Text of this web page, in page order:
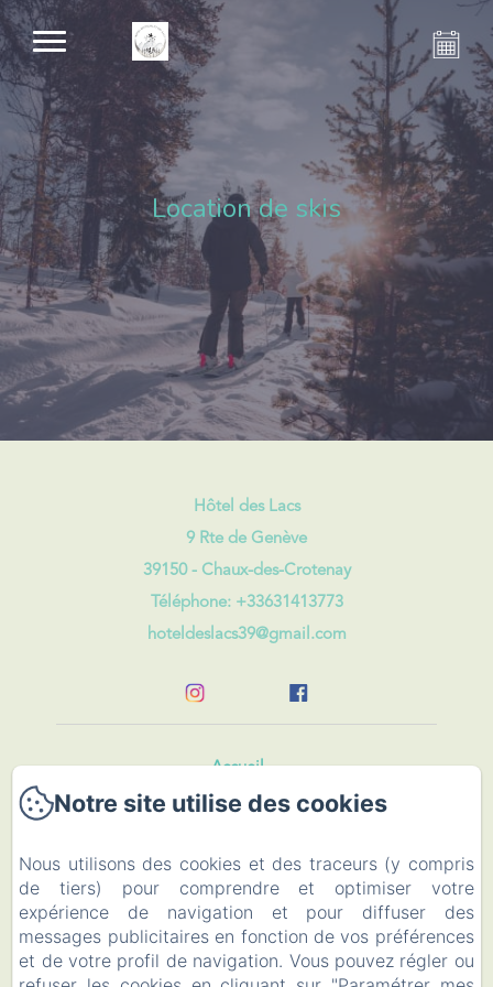
Location de skis
Hôtel des Lacs
9 Rte de Genève
39150 - Chaux-des-Crotenay
Téléphone: +33631413773
hoteldeslacs39@gmail.com
Accueil
Restaurant
Evénements
Visiter
Notre site utilise des cookies
Nous utilisons des cookies et des traceurs (y compris
de tiers) pour comprendre et optimiser votre
expérience de navigation et pour diffuser des
messages publicitaires en fonction de vos préférences
et de votre profil de navigation. Vous pouvez régler ou